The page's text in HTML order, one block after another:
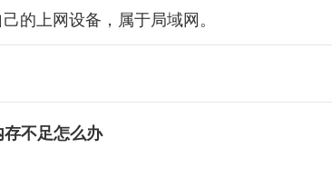
的上网设备，属于局域网。
不足怎么办